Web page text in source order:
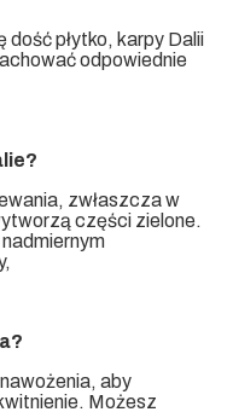
dość płytko, karpy Dalii
odpowiednie
zwłaszcza w
części zielone.
aby
Możesz